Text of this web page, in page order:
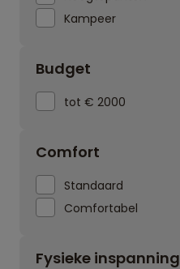
Kampeer
Budget
tot € 2000
Comfort
Standaard
Comfortabel
Fysieke inspanning